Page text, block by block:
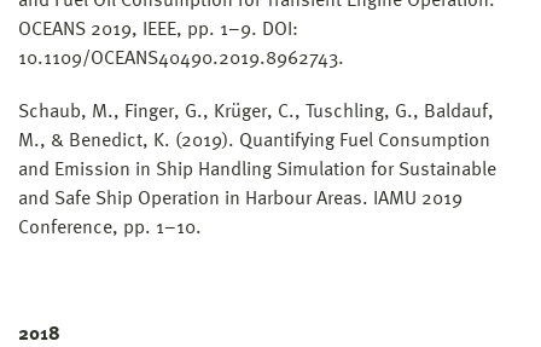
OCEANS 2019, IEEE, pp. 1–9. DOI:
10.1109/OCEANS40490.2019.8962743.
Schaub, M., Finger, G., Krüger, C., Tuschling, G., Baldauf,
M., & Benedict, K. (2019). Quantifying Fuel Consumption
and Emission in Ship Handling Simulation for Sustainable
and Safe Ship Operation in Harbour Areas. IAMU 2019
Conference, pp. 1–10.
2018